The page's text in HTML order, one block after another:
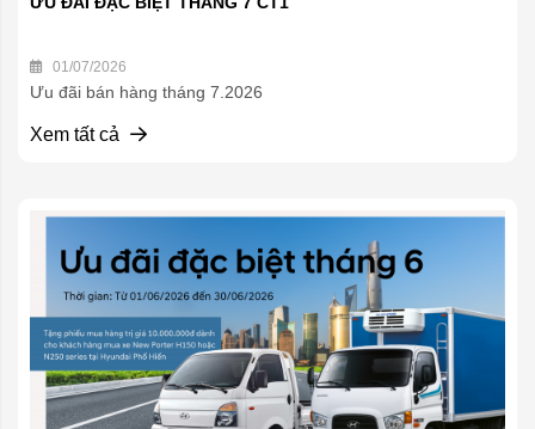
01/07/2026
Ưu đãi bán hàng tháng 7.2026
Xem tất cả